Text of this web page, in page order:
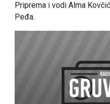
Priprema i vodi Alma
Peđa.